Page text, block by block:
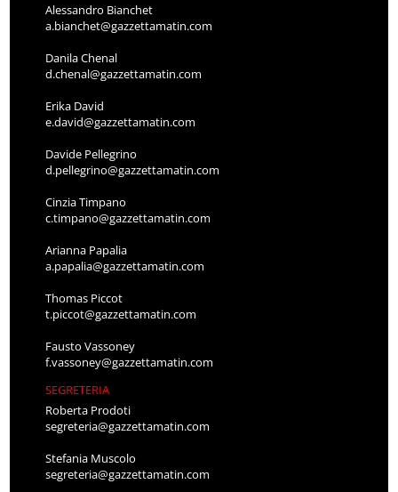
Alessandro Bianchet
a.bianchet@gazzettamatin.com
Danila Chenal
d.chenal@gazzettamatin.com
Erika David
e.david@gazzettamatin.com
Davide Pellegrino
d.pellegrino@gazzettamatin.com
Cinzia Timpano
c.timpano@gazzettamatin.com
Arianna Papalia
a.papalia@gazzettamatin.com
Thomas Piccot
t.piccot@gazzettamatin.com
Fausto Vassoney
f.vassoney@gazzettamatin.com
SEGRETERIA
Roberta Prodoti
segreteria@gazzettamatin.com
Stefania Muscolo
segreteria@gazzettamatin.com